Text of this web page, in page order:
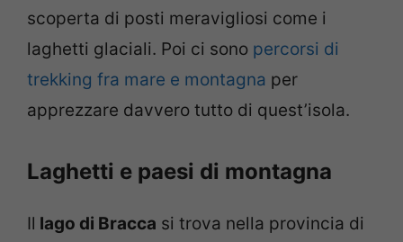
scoperta di posti meravigliosi come i
laghetti glaciali. Poi ci sono percorsi di
trekking fra mare e montagna per
apprezzare davvero tutto di quest’isola.
Laghetti e paesi di montagna
Il lago di Bracca si trova nella provincia di